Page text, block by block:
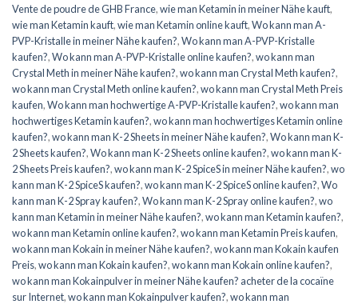
Vente de poudre de GHB France,wie man Ketamin in meiner Nähe kauft,
wie man Ketamin kauft,wie man Ketamin online kauft,Wo kann man A-
PVP-Kristalle in meiner Nähe kaufen?,Wo kann man A-PVP-Kristalle
kaufen?,Wo kann man A-PVP-Kristalle online kaufen?,wo kann man
Crystal Meth in meiner Nähe kaufen?,wo kann man Crystal Meth kaufen?,
wo kann man Crystal Meth online kaufen?,wo kann man Crystal Meth Preis
kaufen,Wo kann man hochwertige A-PVP-Kristalle kaufen?,wo kann man
hochwertiges Ketamin kaufen?,wo kann man hochwertiges Ketamin online
kaufen?,wo kann man K-2 Sheets in meiner Nähe kaufen?,Wo kann man K-
2 Sheets kaufen?,Wo kann man K-2 Sheets online kaufen?,wo kann man K-
2 Sheets Preis kaufen?,wo kann man K-2 SpiceS in meiner Nähe kaufen?,wo
kann man K-2 SpiceS kaufen?,wo kann man K-2 SpiceS online kaufen?,Wo
kann man K-2 Spray kaufen?,Wo kann man K-2 Spray online kaufen?,wo
kann man Ketamin in meiner Nähe kaufen?,wo kann man Ketamin kaufen?,
wo kann man Ketamin online kaufen?,wo kann man Ketamin Preis kaufen,
wo kann man Kokain in meiner Nähe kaufen?,wo kann man Kokain kaufen
Preis,wo kann man Kokain kaufen?,wo kann man Kokain online kaufen?,
wo kann man Kokainpulver in meiner Nähe kaufen? acheter de la cocaïne
sur Internet,wo kann man Kokainpulver kaufen?,wo kann man